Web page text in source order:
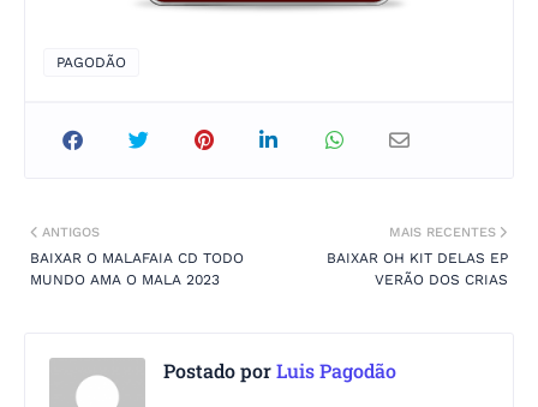
PAGODÃO
MAIS RECENTES
BAIXAR OH KIT DELAS EP
VERÃO DOS CRIAS
ANTIGOS
BAIXAR O MALAFAIA CD TODO
MUNDO AMA O MALA 2023
Postado porLuis Pagodão